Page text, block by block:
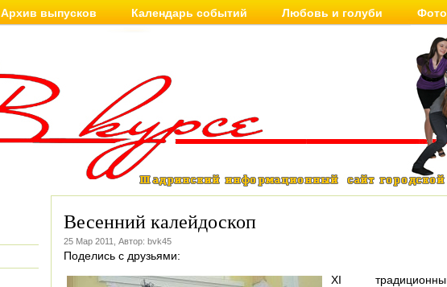
Архив выпусков Календарь событий Любовь и голуби
Весенний калейдоскоп
25 Мар 2011, Автор: bvk45
Поделись с друзьями:
XI